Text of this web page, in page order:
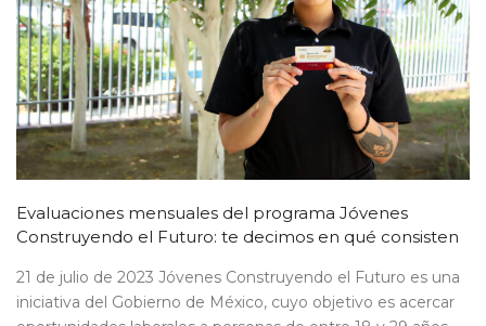
Evaluaciones mensuales del programa Jóvenes
Construyendo el Futuro: te decimos en qué consisten
21 de julio de 2023 Jóvenes Construyendo el Futuro es una
iniciativa del Gobierno de México, cuyo objetivo es acercar